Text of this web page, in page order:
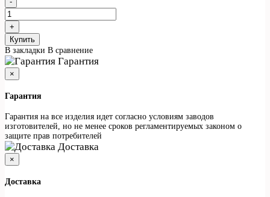
Купить
В закладки В сравнение
Гарантия
×
Гарантия
Гарантия на все изделия идет согласно условиям заводов
изготовителей, но не менее сроков регламентируемых законом о
защите прав потребителей
Доставка
×
Доставка